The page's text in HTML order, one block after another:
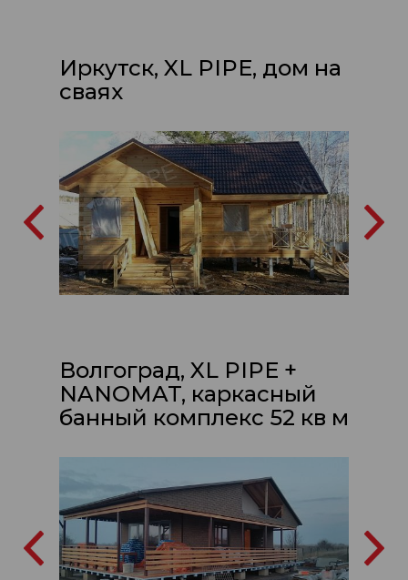
Иркутск, XL PIPE, дом на
сваях
Волгоград, XL PIPE +
NANOMAT, каркасный
банный комплекс 52 кв м